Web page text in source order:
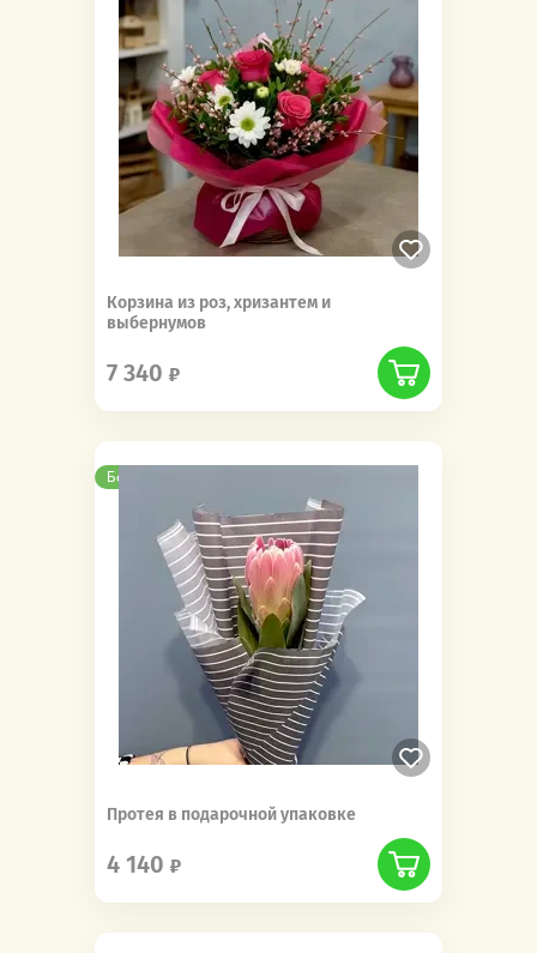
Корзина из роз, хризантем и
выбернумов
7 340
Бесплатная доставка
Протея в подарочной упаковке
4 140